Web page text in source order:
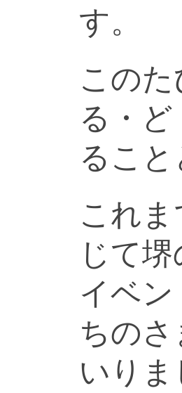
す。
この
る・
るこ
これ
じて
イベ
ちの
いりま